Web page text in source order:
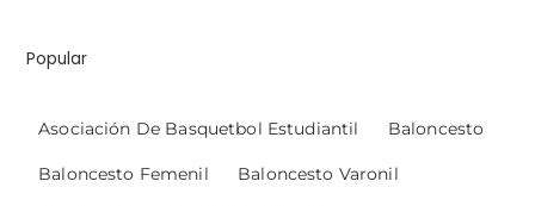
Popular
Asociación De Basquetbol Estudiantil Baloncesto
Baloncesto Femenil Baloncesto Varonil